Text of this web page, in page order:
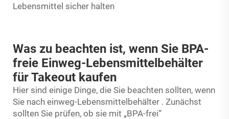
Lebensmittel sicher halten
Was zu beachten ist, wenn Sie BPA-
freie Einweg-Lebensmittelbehälter
für Takeout kaufen
Hier sind einige Dinge, die Sie beachten sollten, wenn
Sie nach einweg-Lebensmittelbehälter . Zunächst
sollten Sie prüfen, ob sie mit „BPA-frei“